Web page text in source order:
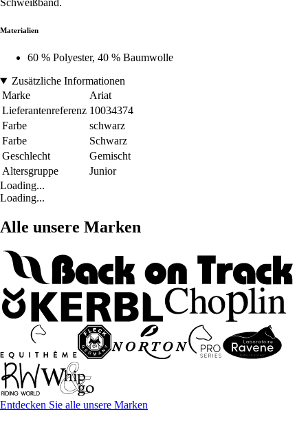
Schweißband.
Materialien
60 % Polyester, 40 % Baumwolle
Zusätzliche Informationen
Marke
Ariat
Lieferantenreferenz 10034374
Farbe
schwarz
Farbe
Schwarz
Geschlecht
Gemischt
Altersgruppe
Junior
Loading...
Loading...
Alle unsere Marken
Entdecken Sie alle unsere Marken